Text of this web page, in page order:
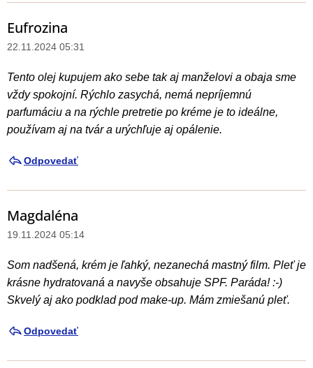
k
u
s
i
í
Eufrozina
22.11.2024 05:31
Tento olej kupujem ako sebe tak aj manželovi a obaja sme
vždy spokojní. Rýchlo zasychá, nemá nepríjemnú
parfumáciu a na rýchle pretretie po kréme je to ideálne,
používam aj na tvár a urýchľuje aj opálenie.
Odpovedať
Magdaléna
19.11.2024 05:14
Som nadšená, krém je ľahký, nezanechá mastný film. Pleť je
krásne hydratovaná a navyše obsahuje SPF. Paráda! :-)
Skvelý aj ako podklad pod make-up. Mám zmiešanú pleť.
Odpovedať